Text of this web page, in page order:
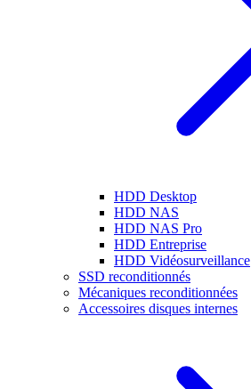
HDD Desktop
HDD NAS
HDD NAS Pro
HDD Entreprise
HDD Vidéosurveillance
SSD reconditionnés
Mécaniques reconditionnées
Accessoires disques internes